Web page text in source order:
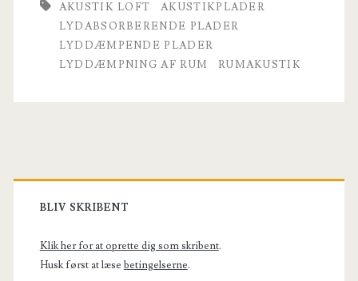
at
vælge
lyddæmpende
AKUSTIK LOFT
AKUSTIKPLADER
LYDABSORBERENDE PLADER
LYDDÆMPENDE PLADER
LYDDÆMPNING AF RUM
RUMAKUSTIK
Primary
Sidebar
BLIV SKRIBENT
Klik her for at oprette dig som skribent.
Husk først at læse betingelserne.